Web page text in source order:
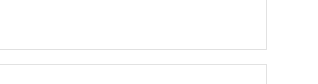
一个...